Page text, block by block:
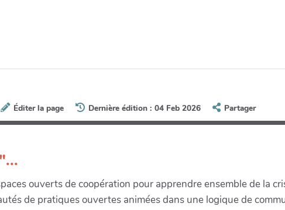
Éditer la page Dernière édition : 04 Feb 2026 Partager